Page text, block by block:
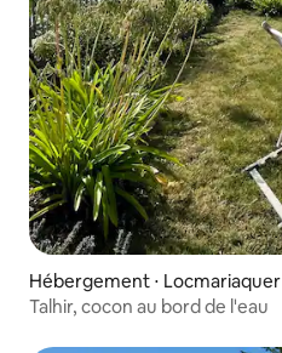
Hébergement ⋅ Locmariaquer
Talhir, cocon au bord de l'eau